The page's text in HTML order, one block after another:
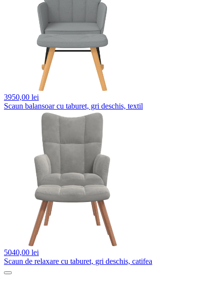
3950,00 lei
Scaun balansoar cu taburet, gri deschis, textil
5040,00 lei
Scaun de relaxare cu taburet, gri deschis, catifea